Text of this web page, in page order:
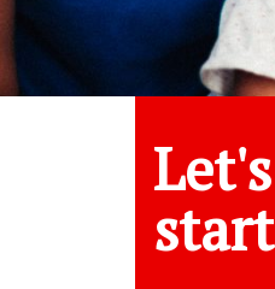
Let's
start